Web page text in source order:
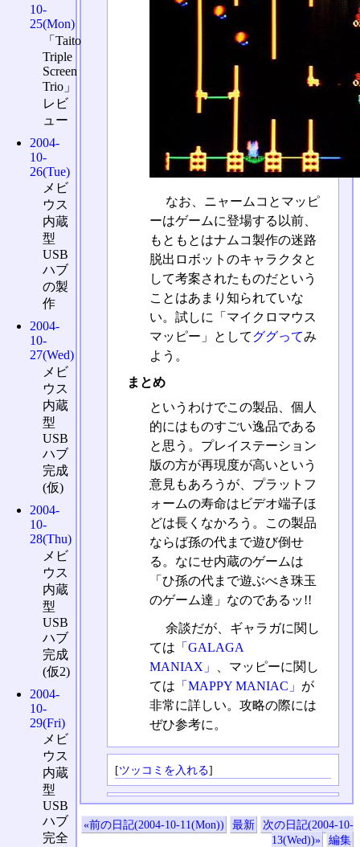
なお、ニャームコとマッピ
ーはゲームに登場する以前、
もともとはナムコ製作の迷路
脱出ロボットのキャラクタと
して考案されたものだという
ことはあまり知られていな
い。試しに「マイクロマウス
マッピー」としてググってみ
よう。
まとめ
というわけでこの製品、個人
的にはものすごい逸品である
と思う。プレイステーション
版の方が再現度が高いという
意見もあろうが、プラットフ
ォームの寿命はビデオ端子ほ
どは長くなかろう。この製品
ならば孫の代まで遊び倒せ
る。なにせ内蔵のゲームは
「ひ孫の代まで遊ぶべき珠玉
のゲーム達」なのであるッ!!
余談だが、ギャラガに関し
ては 「GALAGA
MANIAX」
、マッピーに関し
ては 「MAPPY MANIAC」 が
非常に詳しい。攻略の際には
ぜひ参考に。
[ツッコミを入れる]
«前の日記(2004-10-11(Mon)) 最新
次の日記(2004-10-
13(Wed))»
編集
10-
25(Mon)
「Taito
Triple
Screen
Trio」
レビ
ュー
2004-
10-
26(Tue)
メビ
ウス
内蔵
型
USB
ハブ
の製
作
2004-
10-
27(Wed)
メビ
ウス
内蔵
型
USB
ハブ
完成
(仮)
2004-
10-
28(Thu)
メビ
ウス
内蔵
型
USB
ハブ
完成
(仮2)
2004-
10-
29(Fri)
メビ
ウス
内蔵
型
USB
ハブ
完全